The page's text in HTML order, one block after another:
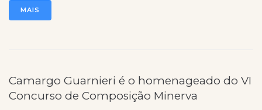
MAIS
Camargo Guarnieri é o homenageado do VI
Concurso de Composição Minerva